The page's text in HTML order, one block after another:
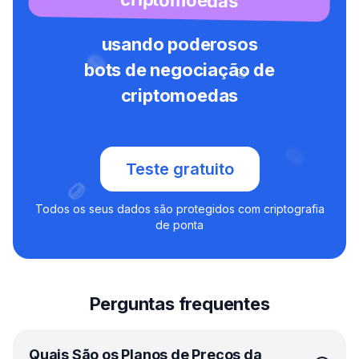
usando poderosos
bots de negociação de
criptomoedas
Teste gratuito
Todos os seus dados são protegidos com criptografia
de ponta
Perguntas frequentes
Quais São os Planos de Preços da